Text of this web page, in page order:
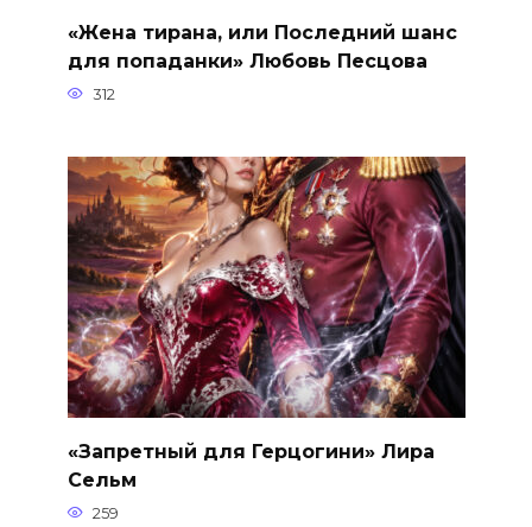
«Жена тирана, или Последний шанс
для попаданки» Любовь Песцова
312
«Запретный для Герцогини» Лира
Сельм
259